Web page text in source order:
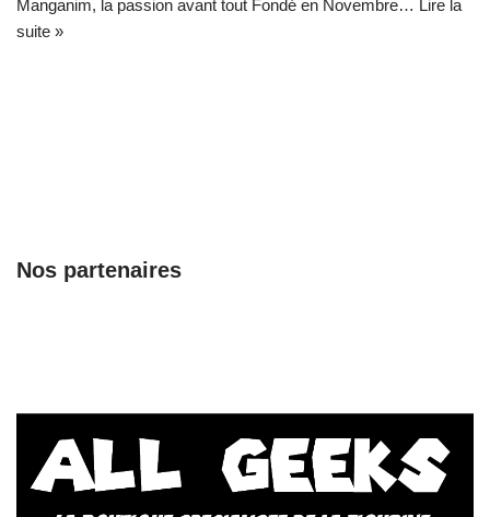
Manganim, la passion avant tout Fondé en Novembre… Lire la
suite »
Nos partenaires